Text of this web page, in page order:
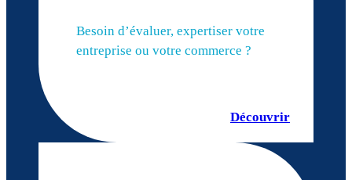
Besoin d’évaluer, expertiser votre
entreprise ou votre commerce ?
Découvrir